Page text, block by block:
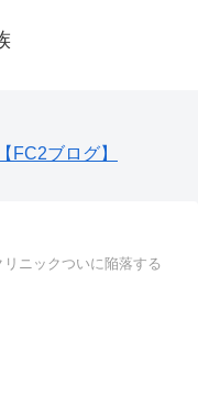
【FC2ブログ】
ニックついに陥落する